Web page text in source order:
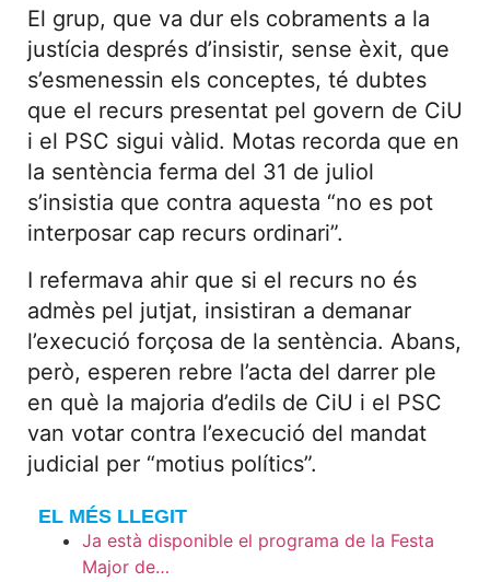
El grup, que va dur els cobraments a la
justícia després d’insistir, sense èxit, que
s’esmenessin els conceptes, té dubtes
que el recurs presentat pel govern de CiU
i el PSC sigui vàlid. Motas recorda que en
la sentència ferma del 31 de juliol
s’insistia que contra aquesta “no es pot
interposar cap recurs ordinari”.
I refermava ahir que si el recurs no és
admès pel jutjat, insistiran a demanar
l’execució forçosa de la sentència. Abans,
però, esperen rebre l’acta del darrer ple
en què la majoria d’edils de CiU i el PSC
van votar contra l’execució del mandat
judicial per “motius polítics”.
EL MÉS LLEGIT
Ja està disponible el programa de la Festa
Major de…